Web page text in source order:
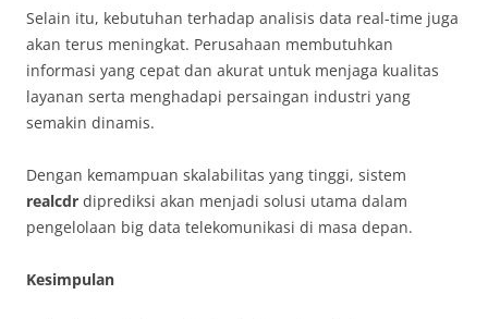
Selain itu, kebutuhan terhadap analisis data real-time juga
akan terus meningkat. Perusahaan membutuhkan
informasi yang cepat dan akurat untuk menjaga kualitas
layanan serta menghadapi persaingan industri yang
semakin dinamis.
Dengan kemampuan skalabilitas yang tinggi, sistem
realcdr diprediksi akan menjadi solusi utama dalam
pengelolaan big data telekomunikasi di masa depan.
Kesimpulan